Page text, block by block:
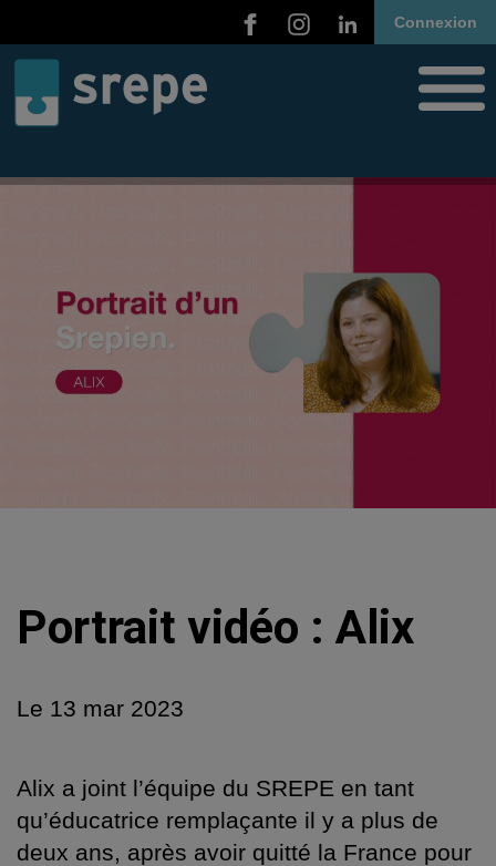
Connexion
Portrait vidéo : Alix
Le 13 mar 2023
Alix a joint l’équipe du SREPE en tant
qu’éducatrice remplaçante il y a plus de
deux ans, après avoir quitté la France pour